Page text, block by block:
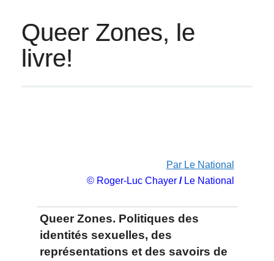
Queer Zones, le
livre!
Par Le National
© Roger-Luc Chayer/Le National
Queer Zones. Politiques des
identités sexuelles, des
représentations et des savoirs de